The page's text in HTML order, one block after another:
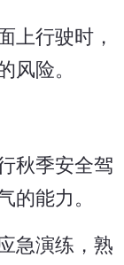
上行驶时，
风险。
秋季安全驾
的能力。
急演练，熟